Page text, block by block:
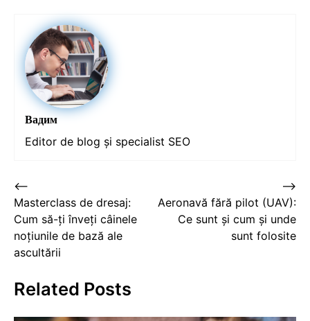
Вадим
Editor de blog și specialist SEO
Post
navigation
⟵
Masterclass de dresaj:
Cum să-ți înveți câinele
noțiunile de bază ale
ascultării
Aeronavă fără pilot (UAV):
Ce sunt și cum și unde
sunt folosite
⟶
Related Posts